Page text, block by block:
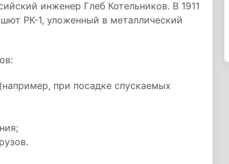
инженер Глеб Котельников. В 1911
РК-1, уложенный в металлический
при посадке спускаемых